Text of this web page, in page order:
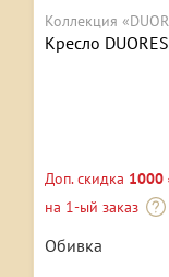
Коллекция
Кресло
Доп. скидка 1000
на 1-ый заказ
Обивка